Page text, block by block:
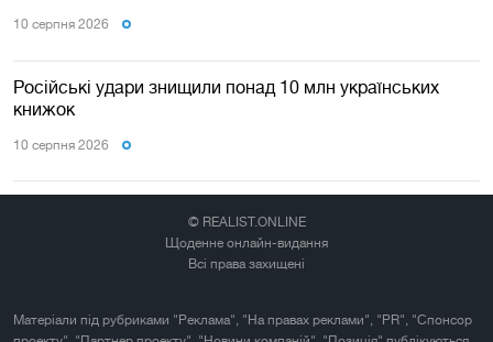
10 серпня 2026
Російські удари знищили понад 10 млн українських
книжок
10 серпня 2026
© REALIST.ONLINE
Щоденне онлайн-видання
Всі права захищені
Матеріали під рубриками "Реклама", "На правах реклами", "PR", "Спонсор